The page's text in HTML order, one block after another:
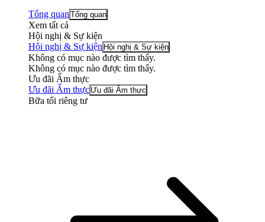
Tổng quan Tổng quan
Xem tất cả
Hội nghị & Sự kiện
Hội nghị & Sự kiện Hội nghị & Sự kiện
Không có mục nào được tìm thấy.
Không có mục nào được tìm thấy.
Ưu đãi Ẩm thực
Ưu đãi Ẩm thực Ưu đãi Ẩm thực
Bữa tối riêng tư